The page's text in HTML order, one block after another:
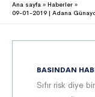
Ana sayfa
Haberler
09-01-2019 | Adana
BASINDAN
Sıfır risk diye